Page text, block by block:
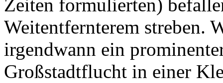
Zeiten formulierten)
Weitentfernterem streben.
irgendwann ein
Großstadtflucht in einer